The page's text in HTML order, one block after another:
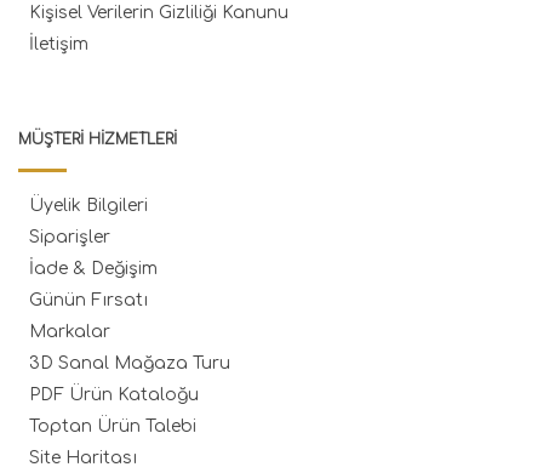
Kişisel Verilerin Gizliliği Kanunu
İletişim
MÜŞTERI HIZMETLERI
Üyelik Bilgileri
Siparişler
İade & Değişim
Günün Fırsatı
Markalar
3D Sanal Mağaza Turu
PDF Ürün Kataloğu
Toptan Ürün Talebi
Site Haritası